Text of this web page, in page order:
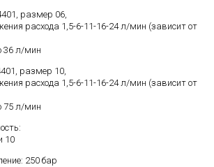
размер 06,
расхода 1,5-6-11-16-24 л/мин (зависит от
36 л/мин
размер 10,
расхода 1,5-6-11-16-24 л/мин (зависит от
75 л/мин
10
250 бар